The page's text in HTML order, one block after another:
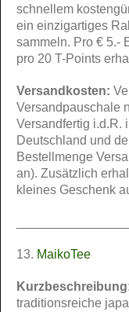
schnellem
ein einzigartiges
sammeln. Pro € 5.-
pro 20 T-Points
Versandkosten:
Versandpauschale
Versandfertig i.d.R.
Deutschland und
Bestellmenge
an). Zusätzlich
kleines Geschenk
13. MaikoTee
traditionsreiche